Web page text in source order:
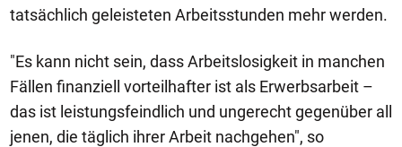
tatsächlich geleisteten Arbeitsstunden mehr werden.
"Es kann nicht sein, dass Arbeitslosigkeit in manchen
Fällen finanziell vorteilhafter ist als Erwerbsarbeit –
das ist leistungsfeindlich und ungerecht gegenüber all
jenen, die täglich ihrer Arbeit nachgehen", so